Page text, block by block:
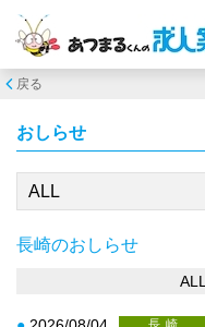
戻る
おしらせ
長崎のおしらせ
ALL
長崎